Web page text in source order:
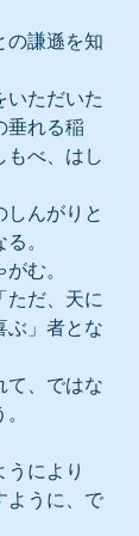
の謙遜を知
いただいた
垂れる稲
もべ、はし
しんがりと
。
む。
ただ、天に
ぶ」者とな
て、ではな
うにより
ように、で